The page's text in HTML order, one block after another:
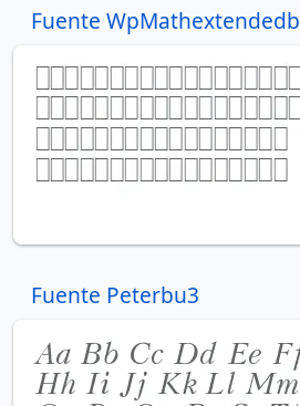
Fuente WpMathextendedb
Fuente Peterbu3